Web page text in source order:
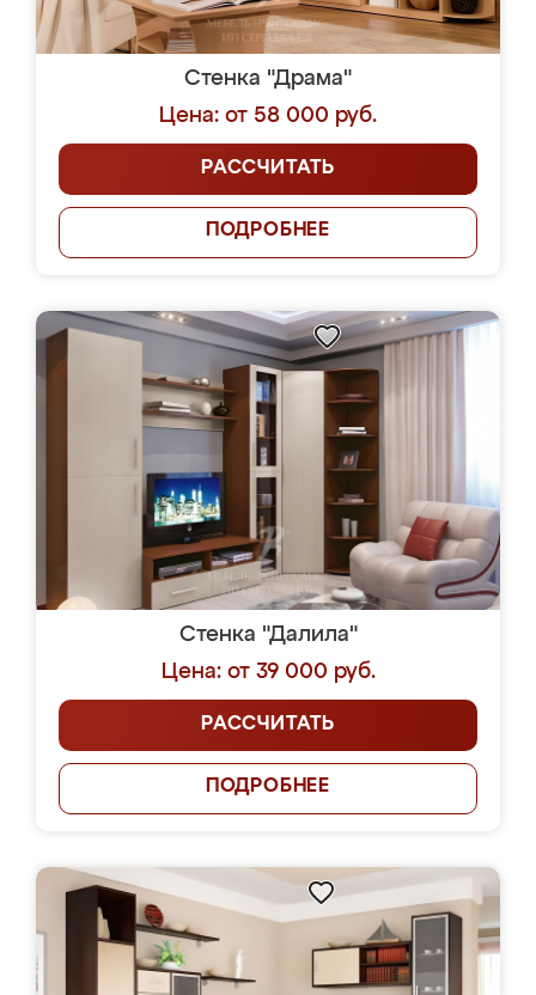
Стенка "Драма"
Цена: от 58 000 руб.
РАССЧИТАТЬ
ПОДРОБНЕЕ
Стенка "Далила"
Цена: от 39 000 руб.
РАССЧИТАТЬ
ПОДРОБНЕЕ